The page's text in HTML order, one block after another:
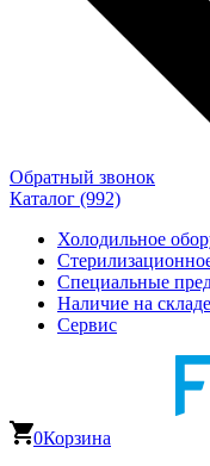
Обратный звонок
Каталог (992)
Холодильное
Специальные
Наличие на складе
Сервис
0Корзина